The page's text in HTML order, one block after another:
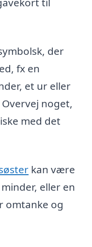
der
fx en
et ur eller
noget,
med det
kan være
eller en
omtanke og